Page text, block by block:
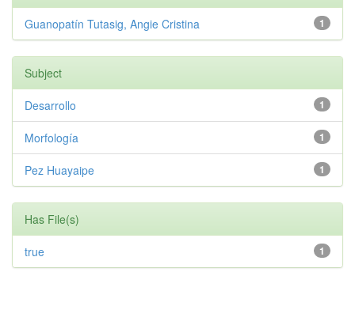
1
Guanopatín Tutasig, Angie Cristina
Subject
1
Desarrollo
1
Morfología
1
Pez Huayaipe
Has File(s)
1
true